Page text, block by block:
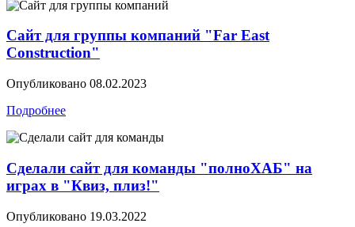
Сайт для группы компаний "Far East
Construction"
Опубликовано 08.02.2023
Подробнее
Сделали сайт для команды "полноХАБ" на
играх в "Квиз, плиз!"
Опубликовано 19.03.2022